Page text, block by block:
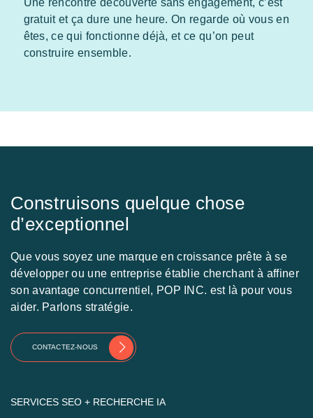
Une rencontre découverte sans engagement, c’est
gratuit et ça dure une heure. On regarde où vous en
êtes, ce qui fonctionne déjà, et ce qu’on peut
construire ensemble.
Construisons quelque chose
d’exceptionnel
Que vous soyez une marque en croissance prête à se
développer ou une entreprise établie cherchant à affiner
son avantage concurrentiel, POP INC. est là pour vous
aider. Parlons stratégie.
CONTACTEZ-NOUS
SERVICES SEO + RECHERCHE IA